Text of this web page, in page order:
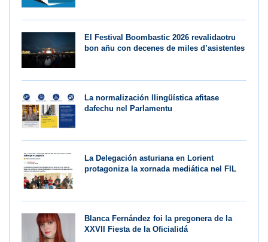
El Festival Boombastic 2026 revalidaotru
bon añu con decenes de miles d’asistentes
La normalización llingüística afitase
dafechu nel Parlamentu
La Delegación asturiana en Lorient
protagoniza la xornada mediática nel FIL
Blanca Fernández foi la pregonera de la
XXVII Fiesta de la Oficialidá